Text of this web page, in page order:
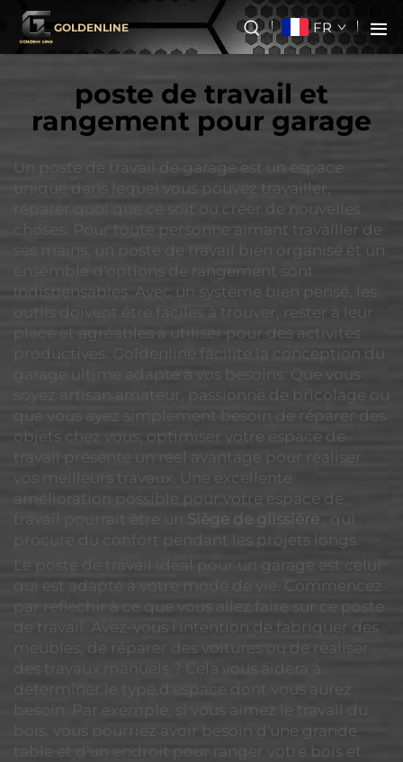
GOLDENLINE FR
poste de travail et
rangement pour garage
Un poste de travail de garage est un espace
unique dans lequel vous pouvez travailler,
réparer quoi que ce soit ou créer de nouvelles
choses. Pour toute personne aimant travailler de
ses mains, un poste de travail bien organisé et un
ensemble d'options de rangement sont
indispensables. Avec un système bien pensé, les
outils doivent être faciles à trouver, rester à leur
place et agréables à utiliser pour des activités
productives. Goldenline facilite la conception du
garage ultime adapté à vos besoins. Que vous
soyez artisan amateur, passionné de bricolage ou
que vous ayez simplement besoin de réparer des
objets chez vous, optimiser votre espace de
travail présente un réel avantage pour réaliser
vos meilleurs travaux. Une excellente
amélioration possible pour votre espace de
Siège de glissière , qui
procure du confort pendant les projets longs.
Le poste de travail idéal pour un garage est celui
qui est adapté à votre mode de vie. Commencez
par réfléchir à ce que vous allez faire sur ce poste
de travail. Avez-vous l'intention de fabriquer des
meubles, de réparer des voitures ou de réaliser
des travaux manuels ? Cela vous aidera à
déterminer le type d'espace dont vous aurez
besoin. Par exemple, si vous aimez le travail du
bois, vous pourriez avoir besoin d'une grande
table et d'un endroit pour ranger votre bois et